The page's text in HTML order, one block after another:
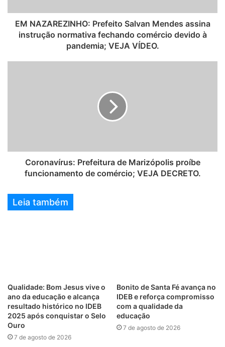
EM NAZAREZINHO: Prefeito Salvan Mendes assina
instrução normativa fechando comércio devido à
pandemia; VEJA VÍDEO.
Coronavírus: Prefeitura de Marizópolis proíbe
funcionamento de comércio; VEJA DECRETO.
Leia também
Qualidade: Bom Jesus vive o
ano da educação e alcança
resultado histórico no IDEB
2025 após conquistar o Selo
Ouro
7 de agosto de 2026
Bonito de Santa Fé avança no
IDEB e reforça compromisso
com a qualidade da
educação
7 de agosto de 2026